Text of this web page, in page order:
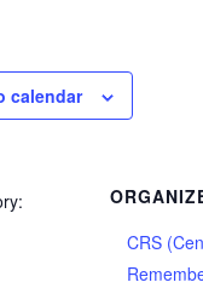
calendar
CRS